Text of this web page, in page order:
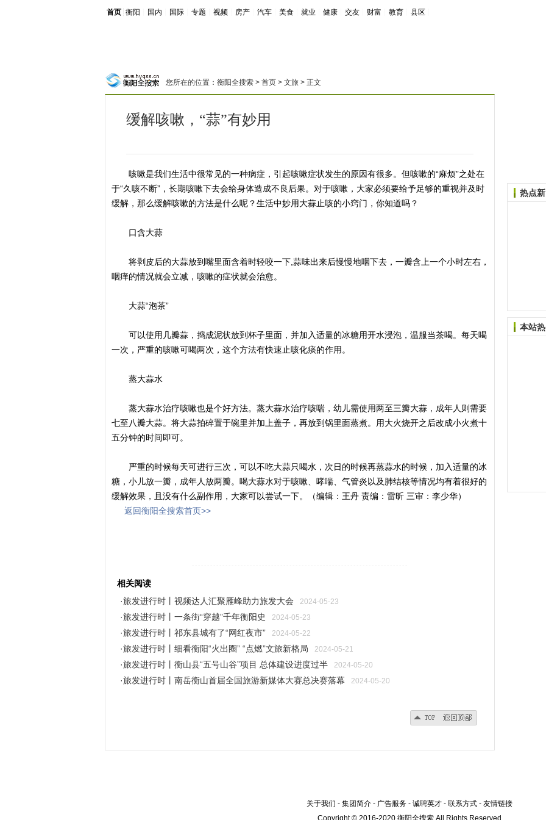
首页 衡阳 国内 国际 专题 视频 房产 汽车 美食 就业 健康 交友 财富 教育 县区
您所在的位置： 衡阳全搜索 > 首页 > 文旅 > 正文
缓解咳嗽，“蒜”有妙用
咳嗽是我们生活中很常见的一种病症，引起咳嗽症状发生的原因有很多。但咳嗽的“麻烦”之处在
于“久咳不断”，长期咳嗽下去会给身体造成不良后果。对于咳嗽，大家必须要给予足够的重视并及时
缓解，那么缓解咳嗽的方法是什么呢？生活中妙用大蒜止咳的小窍门，你知道吗？
口含大蒜
将剥皮后的大蒜放到嘴里面含着时轻咬一下,蒜味出来后慢慢地咽下去，一瓣含上一个小时左右，
咽痒的情况就会立减，咳嗽的症状就会治愈。
大蒜“泡茶”
可以使用几瓣蒜，捣成泥状放到杯子里面，并加入适量的冰糖用开水浸泡，温服当茶喝。每天喝
一次，严重的咳嗽可喝两次，这个方法有快速止咳化痰的作用。
蒸大蒜水
蒸大蒜水治疗咳嗽也是个好方法。蒸大蒜水治疗咳喘，幼儿需使用两至三瓣大蒜，成年人则需要
七至八瓣大蒜。将大蒜拍碎置于碗里并加上盖子，再放到锅里面蒸煮。用大火烧开之后改成小火煮十
五分钟的时间即可。
严重的时候每天可进行三次，可以不吃大蒜只喝水，次日的时候再蒸蒜水的时候，加入适量的冰
糖，小儿放一瓣，成年人放两瓣。喝大蒜水对于咳嗽、哮喘、气管炎以及肺结核等情况均有着很好的
缓解效果，且没有什么副作用，大家可以尝试一下。（编辑：王丹 责编：雷昕 三审：李少华）
返回衡阳全搜索首页>>
相关阅读
·旅发进行时丨视频达人汇聚雁峰助力旅发大会
2024-05-23
·旅发进行时丨一条街“穿越”千年衡阳史 2024-05-23
·旅发进行时丨祁东县城有了“网红夜市” 2024-05-22
·旅发进行时丨细看衡阳“火出圈” “点燃”文旅新格局 2024-05-21
·旅发进行时丨衡山县“五号山谷”项目 总体建设进度过半 2024-05-20
·旅发进行时丨南岳衡山首届全国旅游新媒体大赛总决赛落幕 2024-05-20
热点
本站
关于我们 - 集团简介 - 广告服务 - 诚聘英才 - 联系方式 - 友情链接
Copyright © 2016-2020 衡阳全搜索 All Rights Reserved